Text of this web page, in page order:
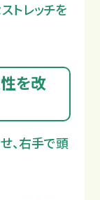
トレッチを
を改
、右手で頭